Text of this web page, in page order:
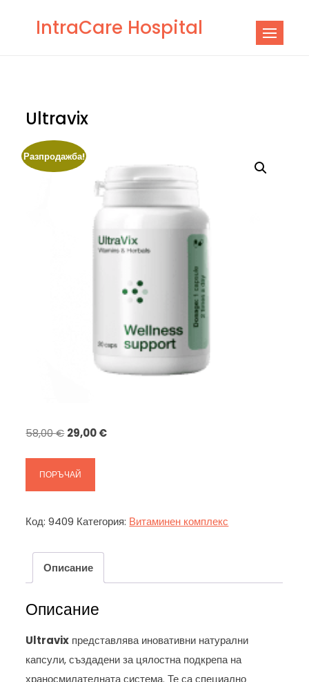
IntraCare Hospital
Ultravix
Разпродажба!
58,00€ Original
was:
58,00 €.
29,00€Текущата
ПОРЪЧАЙ
Код:9409 Категория: Витаминен комплекс
Описание
Описание
Ultravix представлява иновативни натурални
капсули, създадени за цялостна подкрепа на